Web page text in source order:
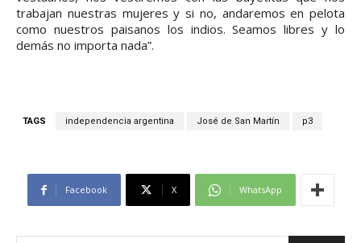
trabajan nuestras mujeres y si no, andaremos en pelota
como nuestros paisanos los indios. Seamos libres y lo
demás no importa nada”.
TAGS independencia argentina José de San Martín p3
Facebook X WhatsApp